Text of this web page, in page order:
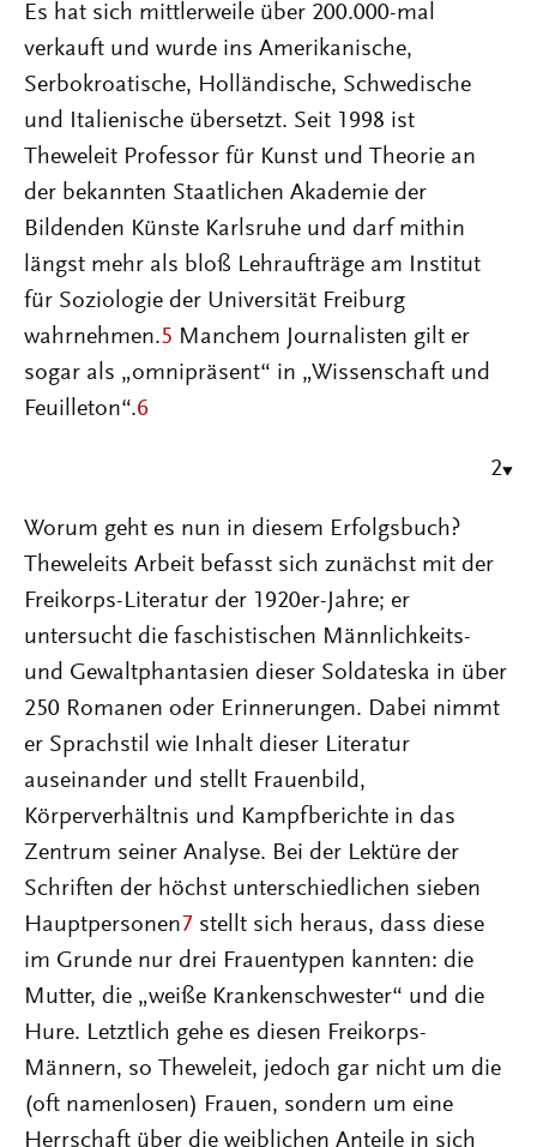
Es hat sich mittlerweile über 200.000-mal
verkauft und wurde ins Amerikanische,
Serbokroatische, Holländische, Schwedische
und Italienische übersetzt. Seit 1998 ist
Theweleit Professor für Kunst und Theorie an
der bekannten Staatlichen Akademie der
Bildenden Künste Karlsruhe und darf mithin
längst mehr als bloß Lehraufträge am Institut
für Soziologie der Universität Freiburg
wahrnehmen.5 Manchem Journalisten gilt er
sogar als „omnipräsent“ in „Wissenschaft und
Feuilleton“.6
2
Worum geht es nun in diesem Erfolgsbuch?
Theweleits Arbeit befasst sich zunächst mit der
Freikorps-Literatur der 1920er-Jahre; er
untersucht die faschistischen Männlichkeits-
und Gewaltphantasien dieser Soldateska in über
250 Romanen oder Erinnerungen. Dabei nimmt
er Sprachstil wie Inhalt dieser Literatur
auseinander und stellt Frauenbild,
Körperverhältnis und Kampfberichte in das
Zentrum seiner Analyse. Bei der Lektüre der
Schriften der höchst unterschiedlichen sieben
Hauptpersonen7 stellt sich heraus, dass diese
im Grunde nur drei Frauentypen kannten: die
Mutter, die „weiße Krankenschwester“ und die
Hure. Letztlich gehe es diesen Freikorps-
Männern, so Theweleit, jedoch gar nicht um die
(oft namenlosen) Frauen, sondern um eine
Herrschaft über die weiblichen Anteile in sich